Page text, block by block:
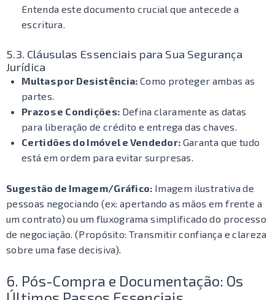
Entenda este documento crucial que antecede a
escritura.
5.3. Cláusulas Essenciais para Sua Segurança
Jurídica
Multas por Desistência: Como proteger ambas as
partes.
Prazos e Condições: Defina claramente as datas
para liberação de crédito e entrega das chaves.
Certidões do Imóvel e Vendedor: Garanta que tudo
está em ordem para evitar surpresas.
Sugestão de Imagem/Gráfico: Imagem ilustrativa de
pessoas negociando (ex: apertando as mãos em frente a
um contrato) ou um fluxograma simplificado do processo
de negociação. (Propósito: Transmitir confiança e clareza
sobre uma fase decisiva).
6. Pós-Compra e Documentação: Os